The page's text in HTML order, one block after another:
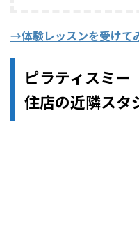
→体験レッスンを受けて
ピラティスミ
住店の近隣スタ